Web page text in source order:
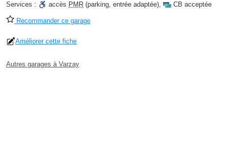
Services :
accès PMR (parking, entrée adaptée), CB acceptée
Recommander ce garage
Améliorer cette fiche
Autres garages à Varzay